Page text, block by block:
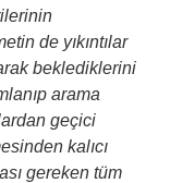
de yıkıntılar
beklediklerini
arama
geçici
kalıcı
gereken tüm